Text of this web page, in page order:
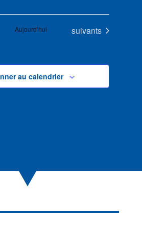
Aujourd’hui Évènements
suivants
au calendrier